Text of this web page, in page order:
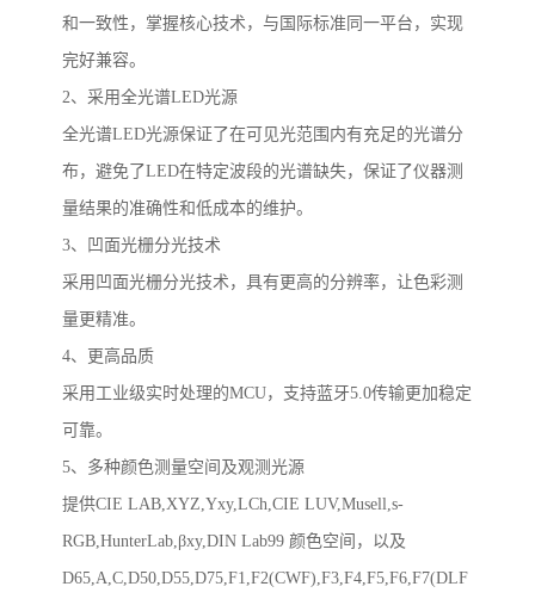
和一致性，掌握核心技术，与国际标准同一平台，实现
完好兼容。
2、采用全光谱LED光源
全光谱LED光源保证了在可见光范围内有充足的光谱分
布，避免了LED在特定波段的光谱缺失，保证了仪器测
量结果的准确性和低成本的维护。
3、凹面光栅分光技术
采用凹面光栅分光技术，具有更高的分辨率，让色彩测
量更精准。
4、更高品质
采用工业级实时处理的MCU，支持蓝牙5.0传输更加稳定
可靠。
5、多种颜色测量空间及观测光源
提供CIE LAB,XYZ,Yxy,LCh,CIE LUV,Musell,s-
RGB,HunterLab,βxy,DIN Lab99 颜色空间，以及
D65,A,C,D50,D55,D75,F1,F2(CWF),F3,F4,F5,F6,F7(DLF